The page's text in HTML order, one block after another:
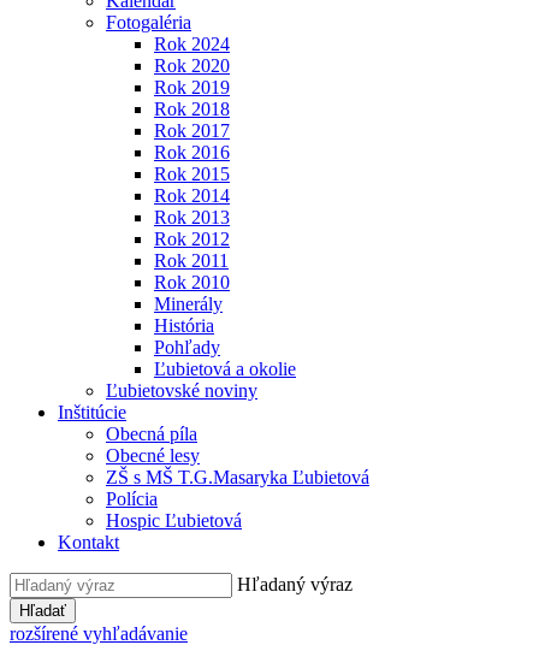
Fotogaléria
Rok 2024
Rok 2020
Rok 2019
Rok 2018
Rok 2017
Rok 2016
Rok 2015
Rok 2014
Rok 2013
Rok 2012
Rok 2011
Rok 2010
Minerály
História
Pohľady
Ľubietová a okolie
Ľubietovské noviny
Inštitúcie
Obecná píla
Obecné lesy
ZŠ s MŠ T.G.Masaryka Ľubietová
Polícia
Hospic Ľubietová
Kontakt
Hľadaný výraz
Hľadať
rozšírené vyhľadávanie